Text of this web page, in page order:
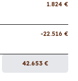
1.824 €
-22.516 €
42.653 €